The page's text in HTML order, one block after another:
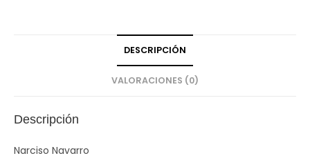
DESCRIPCIÓN
VALORACIONES (0)
Descripción
Narciso Navarro